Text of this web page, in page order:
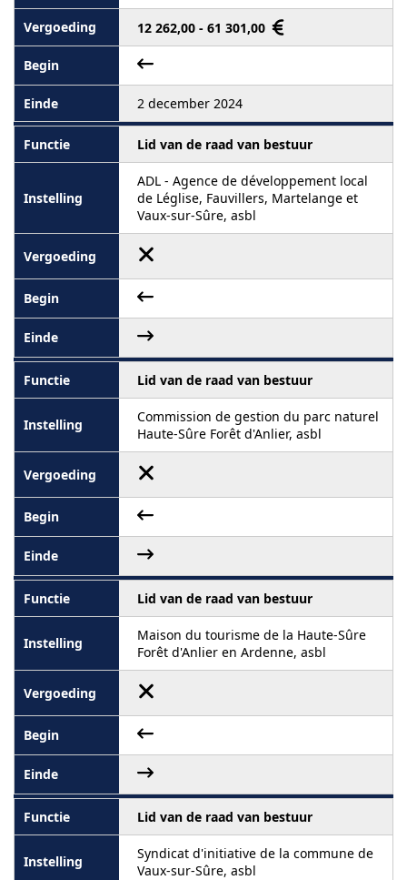
12 262,00 - 61 301,00
2 december 2024
Lid van de raad van bestuur
ADL - Agence de développement local
de Léglise, Fauvillers, Martelange et
Vaux-sur-Sûre, asbl
Lid van de raad van bestuur
Commission de gestion du parc naturel
Haute-Sûre Forêt d'Anlier, asbl
Lid van de raad van bestuur
Maison du tourisme de la Haute-Sûre
Forêt d'Anlier en Ardenne, asbl
Lid van de raad van bestuur
Syndicat d'initiative de la commune de
Vaux-sur-Sûre, asbl